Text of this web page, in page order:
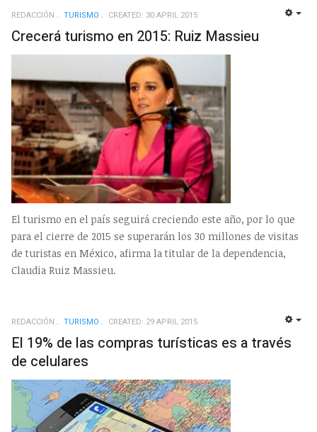
REDACCIÓN TURISMO CREATED: 30 APRIL 2015
Crecerá turismo en 2015: Ruiz Massieu
El turismo en el país seguirá creciendo este año, por lo que
para el cierre de 2015 se superarán los 30 millones de visitas
de turistas en México, afirma la titular de la dependencia,
Claudia Ruiz Massieu.
REDACCIÓN TURISMO CREATED: 29 APRIL 2015
El 19% de las compras turísticas es a través
de celulares